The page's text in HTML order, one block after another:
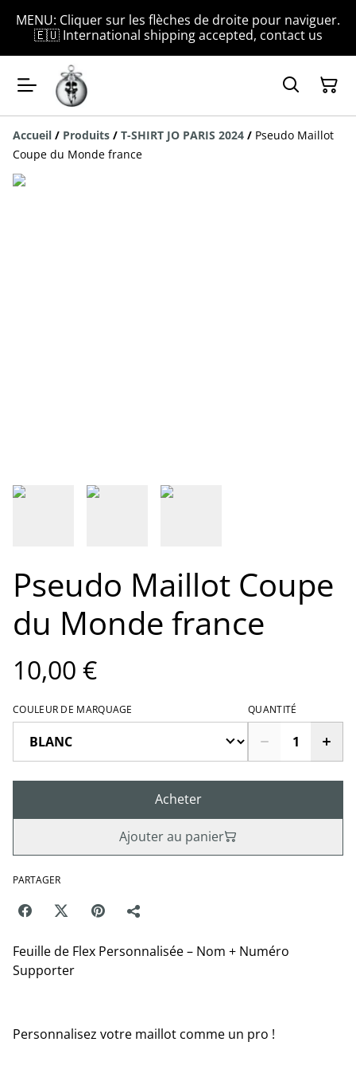
MENU: Cliquer sur les flèches de droite pour naviguer.
🇪🇺 International shipping accepted, contact us
Accueil / Produits / T-SHIRT JO PARIS 2024 / Pseudo Maillot
Coupe du Monde france
Pseudo Maillot Coupe
du Monde france
10,00 €
COULEUR DE MARQUAGE QUANTITÉ
Acheter
Ajouter au panier
PARTAGER
Feuille de Flex Personnalisée – Nom + Numéro
Supporter
Personnalisez votre maillot comme un pro !